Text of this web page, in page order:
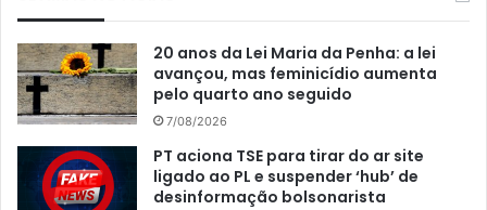
20 anos da Lei Maria da Penha: a lei
avançou, mas feminicídio aumenta
pelo quarto ano seguido
7/08/2026
PT aciona TSE para tirar do ar site
ligado ao PL e suspender ‘hub’ de
desinformação bolsonarista